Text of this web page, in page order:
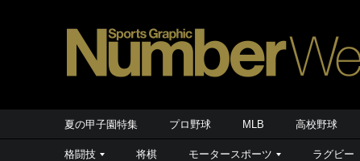
夏の甲子園特集 プロ野球 MLB 高校野球
格闘技 将棋 モータースポーツ ラグビー